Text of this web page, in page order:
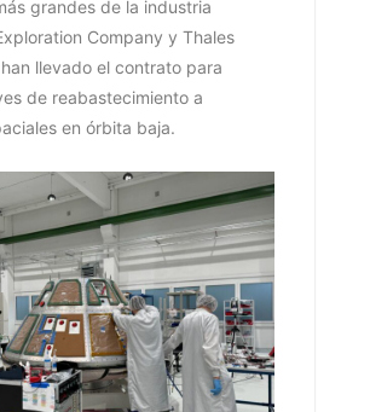
grandes de la industria
Company y Thales
llevado el contrato para
de reabastecimiento a
en órbita baja.